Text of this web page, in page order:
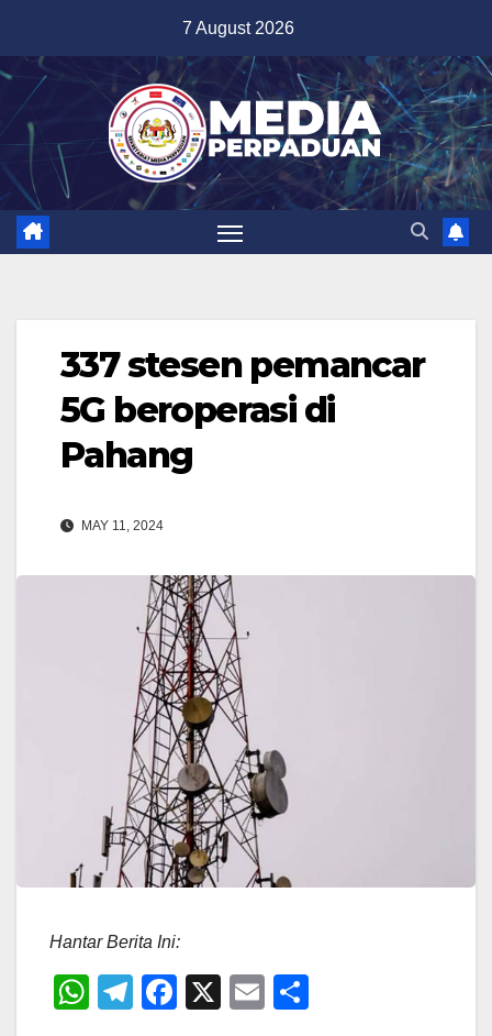
content
7 August 2026
337 stesen pemancar
5G beroperasi di
Pahang
MAY 11, 2024
Hantar Berita Ini:
W
T
F
X
E